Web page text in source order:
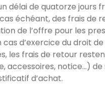
délai de quatorze jours
échéant, des frais de
de l’offre pour les
d’exercice du droit
les frais de retour
notice…) de
d’achat.